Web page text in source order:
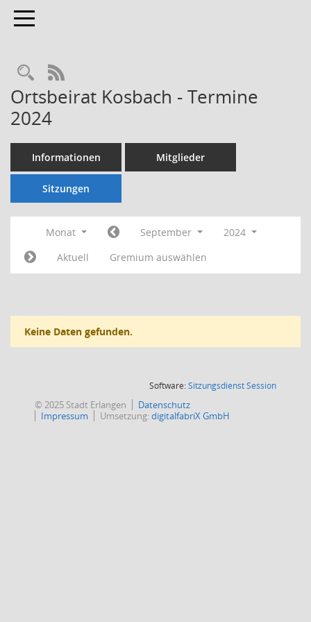
Toggle navigation
Rechercheauswahl
RSS-Feed
Ortsbeirat Kosbach - Termine
2024
Informationen Mitglieder
Sitzungen
Monat September
2024
Aktuell
Gremium auswählen
Keine Daten gefunden.
Software:SitzungsdienstSession(Wird in
© 2025 Stadt Erlangen
Datenschutz
Impressum
Umsetzung:digitalfabriX GmbH